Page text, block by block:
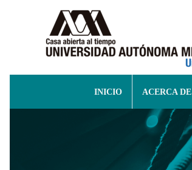
INICIO ACERCA DE